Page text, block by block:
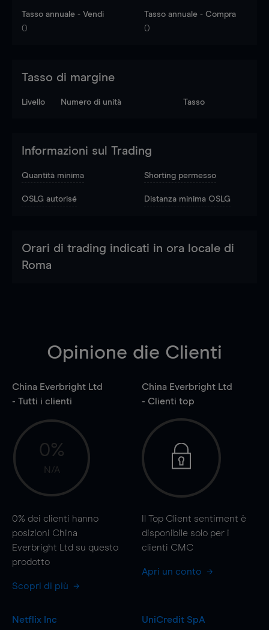
Tasso annuale - Vendi
0
Tasso annuale - Compra
0
Tasso di margine
Livello Numero di unità Tasso
Informazioni sul Trading
Quantità minima Shorting permesso
OSLG autorisé Distanza minima OSLG
Orari di trading indicati in ora locale di
Roma
Opinione die Clienti
China Everbright Ltd
- Tutti i clienti
0%
N/A
0% dei clienti hanno
posizioni China
Everbright Ltd su questo
prodotto
Scopri di più
China Everbright Ltd
- Clienti top
Il Top Client sentiment è
disponibile solo per i
clienti CMC
Apri un conto
Netflix Inc
UniCredit SpA